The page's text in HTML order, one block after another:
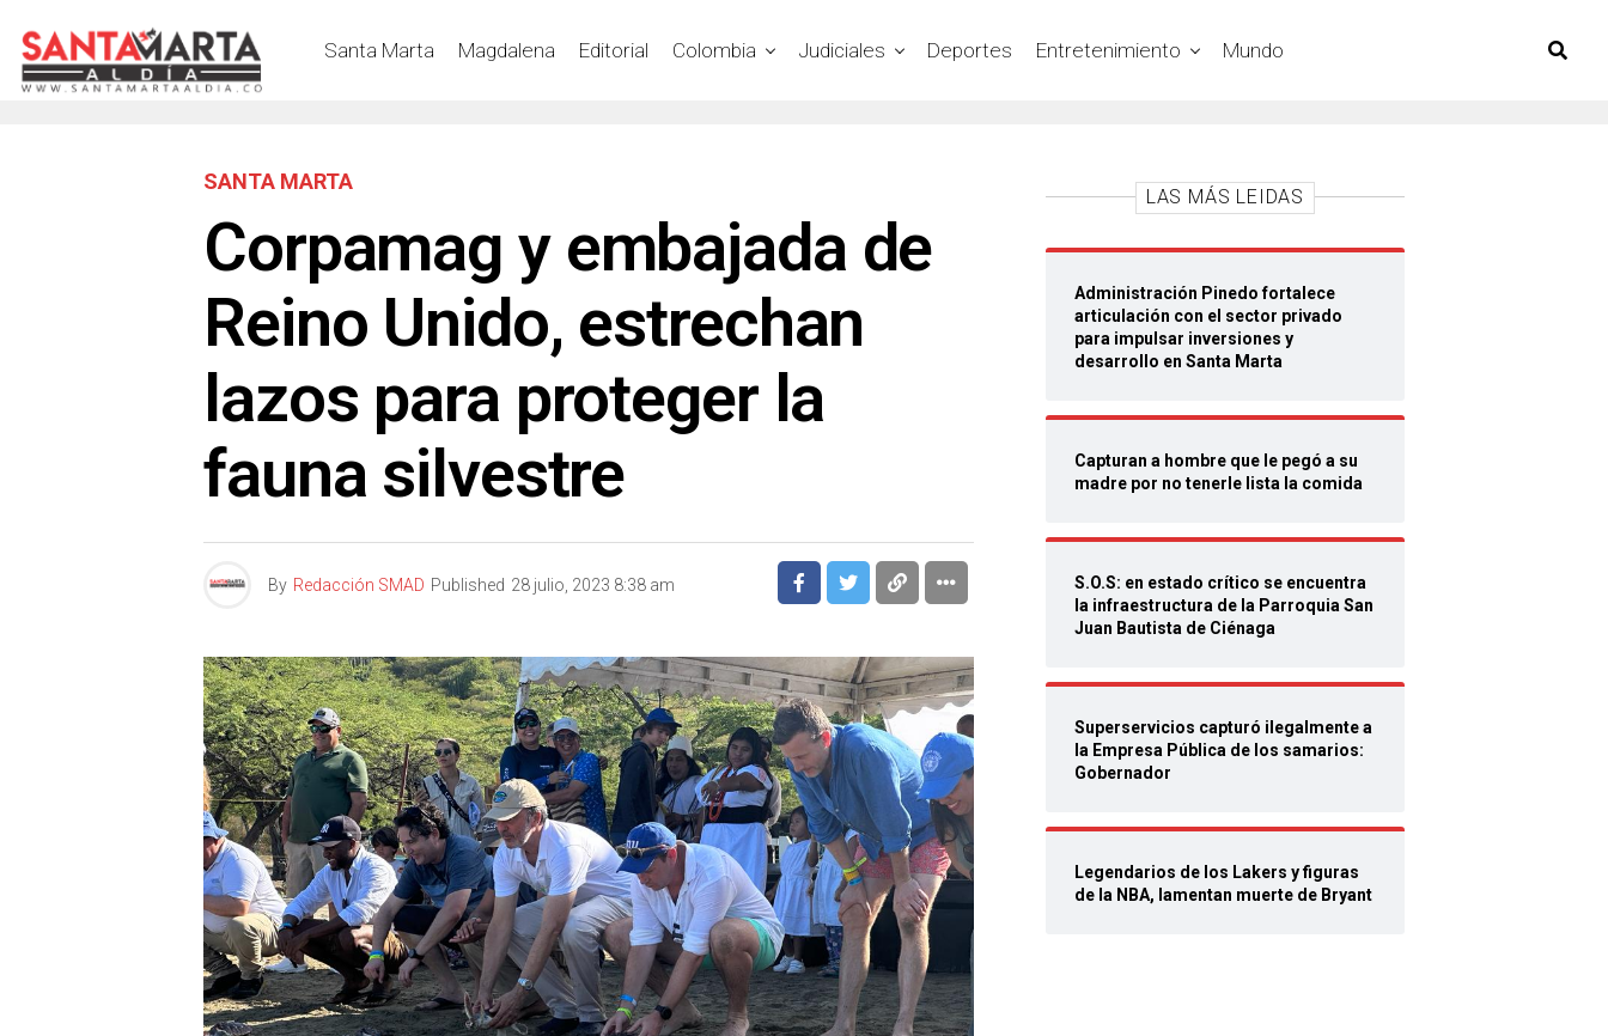
Santa Marta Magdalena Editorial Colombia Judiciales Deportes Entretenimiento Mundo
SANTA MARTA
Corpamag y embajada de
Reino Unido, estrechan
lazos para proteger la
fauna silvestre
By Redacción SMAD Published 28 julio, 2023 8:38 am
LAS MÁS LEIDAS
Administración Pinedo fortalece
articulación con el sector privado
para impulsar inversiones y
desarrollo en Santa Marta
Capturan a hombre que le pegó a su
madre por no tenerle lista la comida
S.O.S: en estado crítico se encuentra
la infraestructura de la Parroquia San
Juan Bautista de Ciénaga
Superservicios capturó ilegalmente a
la Empresa Pública de los samarios:
Gobernador
Legendarios de los Lakers y figuras
de la NBA, lamentan muerte de Bryant